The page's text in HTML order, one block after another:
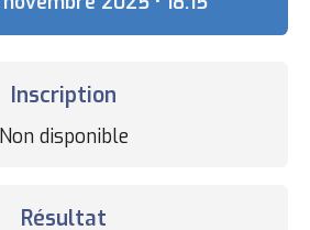
Inscription
Non disponible
Résultat